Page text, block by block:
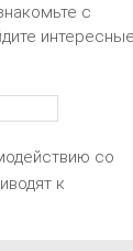
с
со
к